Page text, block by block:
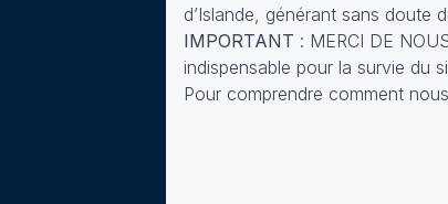
d’Islande, générant sans doute
IMPORTANT : MERCI DE
indispensable pour la survie du
Pour comprendre comment